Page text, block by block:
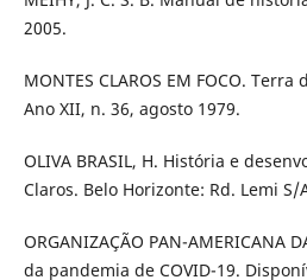
2005.
MONTES CLAROS EM FOCO.
Ano XII, n. 36, agosto 1979.
OLIVA BRASIL, H. História e
Claros. Belo Horizonte: Rd. Lemi S/
ORGANIZAÇÃO PAN-AMERICANA
da pandemia de COVID-19.